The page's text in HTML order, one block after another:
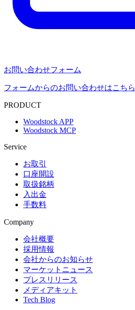
お問い合わせフォーム
フォームからのお問い合わせはこちら
PRODUCT
Woodstock APP
Woodstock MCP
Service
お取引
口座開設
取扱銘柄
入出金
手数料
Company
会社概要
採用情報
会社からのお知らせ
マーケットニュース
プレスリリース
メディアキット
Tech Blog